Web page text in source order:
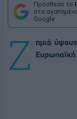
Πρόσθεσε το
στα
Google
Ζ
ημιά
Ευρωπαϊκή